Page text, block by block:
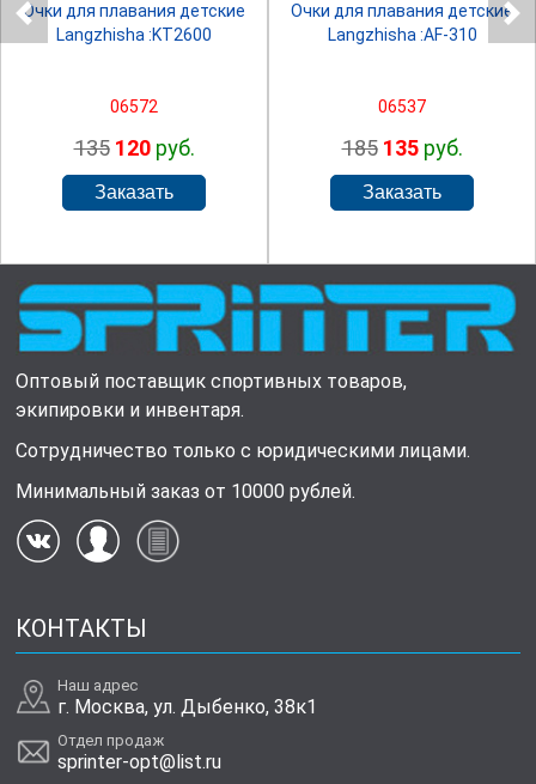
Очки для плавания детские
Langzhisha :KT2600
06572
135 120руб.
Очки для плавания детские
Langzhisha :AF-310
06537
185 135руб.
Оптовый поставщик спортивных товаров,
экипировки и инвентаря.
Сотрудничество только с юридическими лицами.
Минимальный заказ от 10000 рублей.
КОНТАКТЫ
Наш адрес
г. Москва, ул. Дыбенко, 38к1
Отдел продаж
sprinter-opt@list.ru